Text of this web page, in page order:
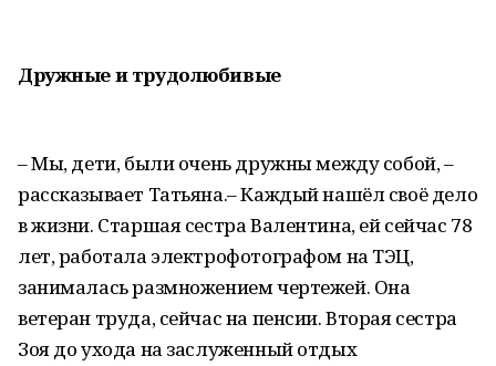
Дружные и трудолюбивые
– Мы, дети, были очень дружны между собой, –
рассказывает Татьяна.– Каждый нашёл своё дело
в жизни. Старшая сестра Валентина, ей сейчас 78
лет, работала электрофотографом на ТЭЦ,
занималась размножением чертежей. Она
ветеран труда, сейчас на пенсии. Вторая сестра
Зоя до ухода на заслуженный отдых